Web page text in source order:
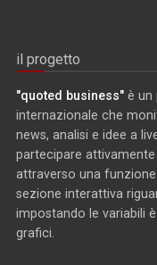
il progetto
"quoted business" è un
internazionale che
news, analisi e idee a
partecipare
attraverso una
sezione interattiva
impostando le variabili
grafici.